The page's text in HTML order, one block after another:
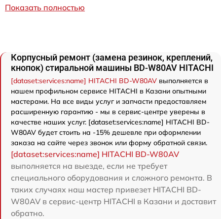
Показать полностью
Корпусный ремонт (замена резинок, креплений,
кнопок) стиральной машины BD-W80AV HITACHI
[dataset:services:name] HITACHI BD-W80AV выполняется в
нашем профильном сервисе HITACHI в Казани опытными
мастерами. На все виды услуг и запчасти предоставляем
расширенную гарантию - мы в сервис-центре уверены в
качестве наших услуг. [dataset:services:name] HITACHI BD-
W80AV будет стоить на -15% дешевле при оформлении
заказа на сайте через звонок или форму обратной связи.
[dataset:services:name] HITACHI BD-W80AV
выполняется на выезде, если не требует
специального оборудования и сложного ремонта. В
таких случаях наш мастер привезет HITACHI BD-
W80AV в сервис-центр HITACHI в Казани и доставит
обратно.